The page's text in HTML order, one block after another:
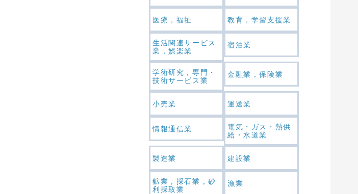
医療，福祉 教育，学習支援業
生活関連サービス
業，娯楽業
宿泊業
学術研究，専門・
技術サービス業
金融業，保険業
小売業 運送業
情報通信業
電気・ガス・熱供
給・水道業
製造業 建設業
鉱業，採石業，砂
利採取業
漁業